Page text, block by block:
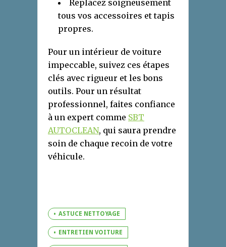
Replacez soigneusement
tous vos accessoires et tapis
propres.
Pour un intérieur de voiture
impeccable, suivez ces étapes
clés avec rigueur et les bons
outils. Pour un résultat
professionnel, faites confiance
à un expert comme SBT
AUTOCLEAN, qui saura prendre
soin de chaque recoin de votre
véhicule.
ASTUCE NETTOYAGE
ENTRETIEN VOITURE